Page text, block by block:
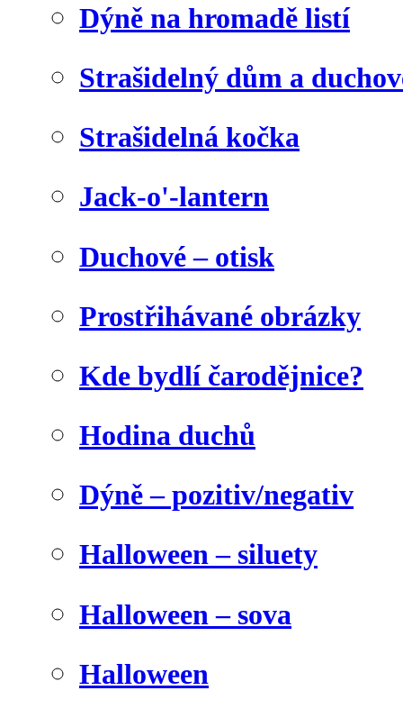
Dýně na hromadě listí
Strašidelný dům a
Strašidelná kočka
Jack-o'-lantern
Duchové – otisk
Prostřihávané obrázky
Kde bydlí čarodějnice?
Hodina duchů
Dýně – pozitiv/negativ
Halloween – siluety
Halloween – sova
Halloween